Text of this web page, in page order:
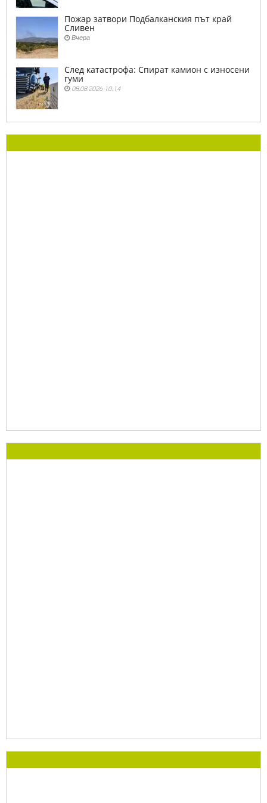
Пожар затвори Подбалканския път край
Сливен
Вчера
След катастрофа: Спират камион с износени
гуми
08.08.2026 10:14